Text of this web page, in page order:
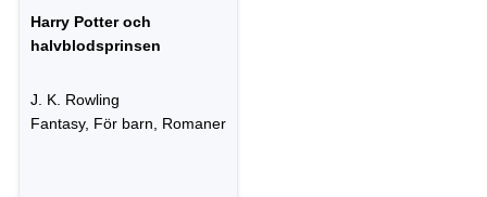
Harry Potter och
halvblodsprinsen
J. K. Rowling
Fantasy, För barn, Romaner